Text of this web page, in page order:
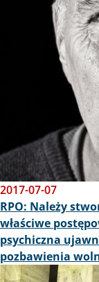
2017-07-07
RPO: Należy
właściwe
psychiczna
pozbawienia
Obraz